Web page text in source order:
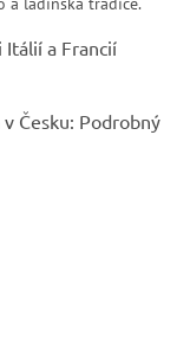
a Francií
Česku: Podrobný